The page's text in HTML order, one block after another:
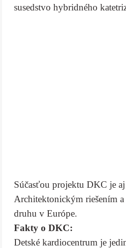
susedstvo hybridného
Súčasťou projektu DKC je
Architektonickým riešením
druhu v Európe.
Fakty o DKC:
Detské kardiocentrum je